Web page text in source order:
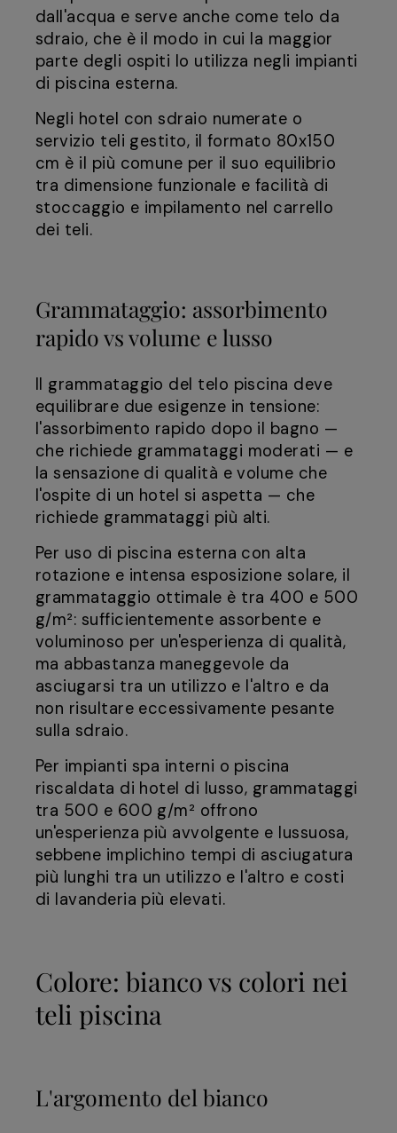
dall'acqua e serve anche come telo da
sdraio, che è il modo in cui la maggior
parte degli ospiti lo utilizza negli impianti
di piscina esterna.
Negli hotel con sdraio numerate o
servizio teli gestito, il formato 80x150
cm è il più comune per il suo equilibrio
tra dimensione funzionale e facilità di
stoccaggio e impilamento nel carrello
dei teli.
Grammataggio: assorbimento
rapido vs volume e lusso
Il grammataggio del telo piscina deve
equilibrare due esigenze in tensione:
l'assorbimento rapido dopo il bagno —
che richiede grammataggi moderati — e
la sensazione di qualità e volume che
l'ospite di un hotel si aspetta — che
richiede grammataggi più alti.
Per uso di piscina esterna con alta
rotazione e intensa esposizione solare, il
grammataggio ottimale è tra 400 e 500
g/m²: sufficientemente assorbente e
voluminoso per un'esperienza di qualità,
ma abbastanza maneggevole da
asciugarsi tra un utilizzo e l'altro e da
non risultare eccessivamente pesante
sulla sdraio.
Per impianti spa interni o piscina
riscaldata di hotel di lusso, grammataggi
tra 500 e 600 g/m² offrono
un'esperienza più avvolgente e lussuosa,
sebbene implichino tempi di asciugatura
più lunghi tra un utilizzo e l'altro e costi
di lavanderia più elevati.
Colore: bianco vs colori nei
teli piscina
L'argomento del bianco